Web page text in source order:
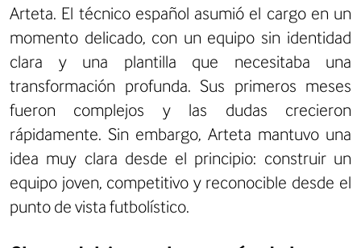
Arteta. El técnico español asumió el cargo en un
momento delicado, con un equipo sin identidad
clara y una plantilla que necesitaba una
transformación profunda. Sus primeros meses
fueron complejos y las dudas crecieron
rápidamente. Sin embargo, Arteta mantuvo una
idea muy clara desde el principio: construir un
equipo joven, competitivo y reconocible desde el
punto de vista futbolístico.